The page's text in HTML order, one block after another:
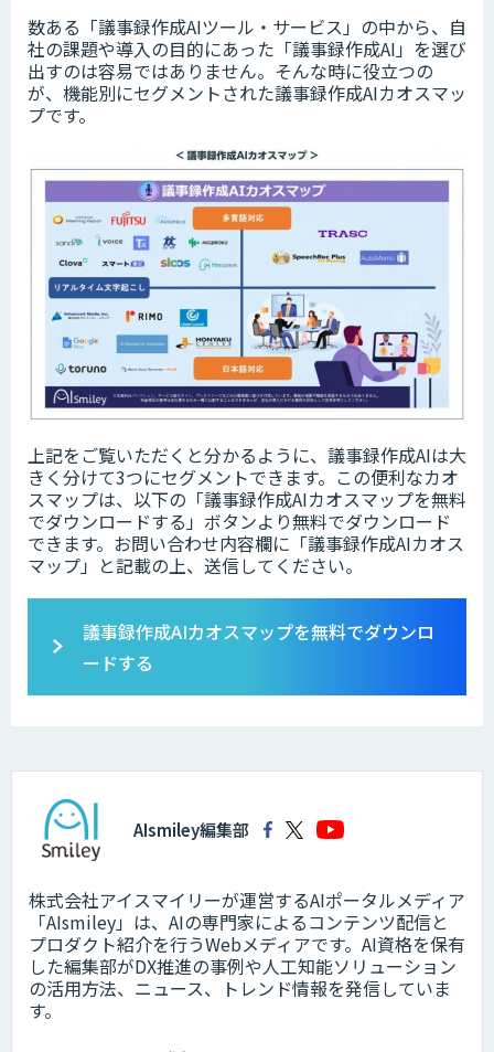
数ある「議事録作成AIツール・サービス」の中から、自
社の課題や導入の目的にあった「議事録作成AI」を選び
出すのは容易ではありません。そんな時に役立つの
が、機能別にセグメントされた議事録作成AIカオスマッ
プです。
上記をご覧いただくと分かるように、議事録作成AIは大
きく分けて3つにセグメントできます。この便利なカオ
スマップは、以下の「​​議事録作成AI​カオスマップを無料
でダウンロードする」ボタンより無料でダウンロード
できます。お問い合わせ内容欄に「議事録作成AIカオス
マップ」と記載の上、送信してください。
議事録作成AIカオスマップを無料でダウンロ
ードする
AIsmiley編集部
株式会社アイスマイリーが運営するAIポータルメディア
「AIsmiley」は、AIの専門家によるコンテンツ配信と
プロダクト紹介を行うWebメディアです。AI資格を保有
した編集部がDX推進の事例や人工知能ソリューション
の活用方法、ニュース、トレンド情報を発信していま
す。